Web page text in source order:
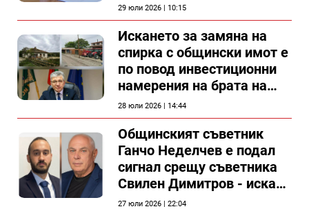
29 юли 2026 | 10:15
Искането за замяна на
спирка с общински имот е
по повод инвестиционни
намерения на брата на
председателя на
Общински съвет Силистра
28 юли 2026 | 14:44
Общинският съветник
Ганчо Неделчев е подал
сигнал срещу съветника
Свилен Димитров - иска
етичната комисия на
27 юли 2026 | 22:04